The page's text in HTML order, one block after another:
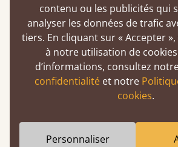
Lits garantis 11
Get Laid Beds, un choix définitif
environ un tiers de notre vie au
donc qu’il soit fait pour
contenu ou les publicités qui
analyser les données de trafic
tiers. En cliquant sur « Accepter
à notre utilisation de
d’informations, consultez
confidentialitéet notre
cookies.
Personnaliser